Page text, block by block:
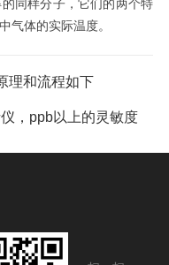
同样分子，它们的两个特
气体的实际温度。
理和流程如下
，ppb以上的灵敏度